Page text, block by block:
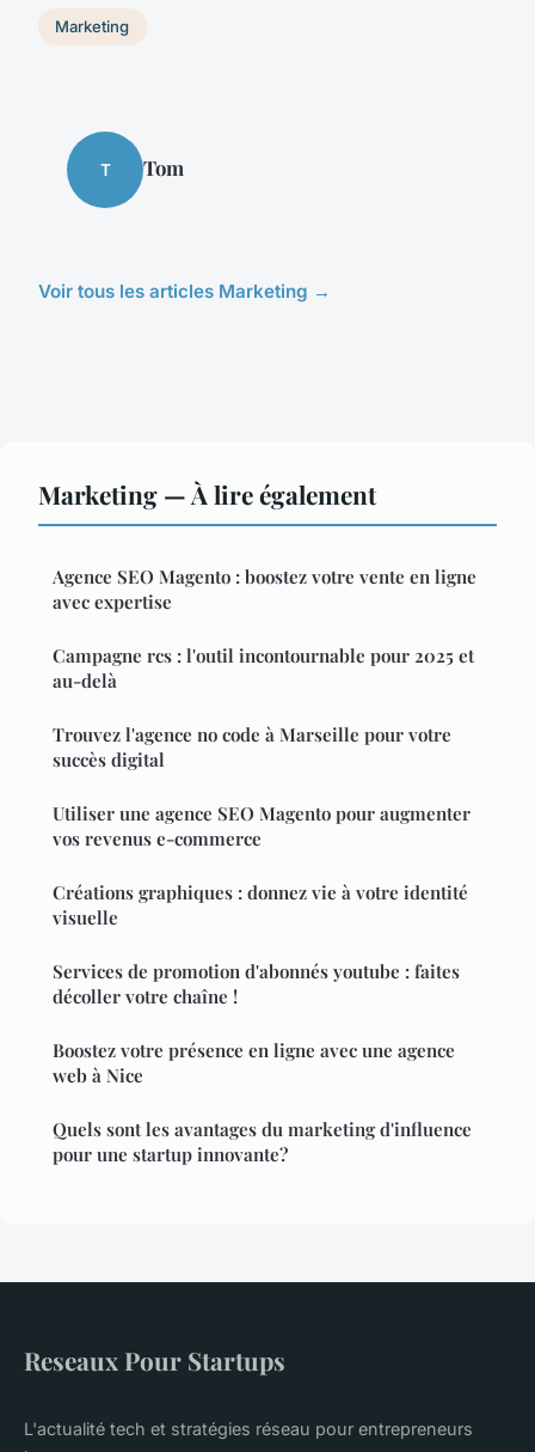
Marketing
T Tom
Voir tous les articles Marketing →
Marketing — À lire également
Agence SEO Magento : boostez votre vente en ligne
avec expertise
Campagne rcs : l'outil incontournable pour 2025 et
au-delà
Trouvez l'agence no code à Marseille pour votre
succès digital
Utiliser une agence SEO Magento pour augmenter
vos revenus e-commerce
Créations graphiques : donnez vie à votre identité
visuelle
Services de promotion d'abonnés youtube : faites
décoller votre chaîne !
Boostez votre présence en ligne avec une agence
web à Nice
Quels sont les avantages du marketing d'influence
pour une startup innovante?
Reseaux Pour Startups
L'actualité tech et stratégies réseau pour entrepreneurs